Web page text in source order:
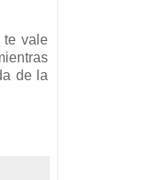
te vale
de la